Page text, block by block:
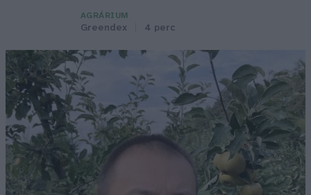
AGRÁRIUM
Greendex 4 perc